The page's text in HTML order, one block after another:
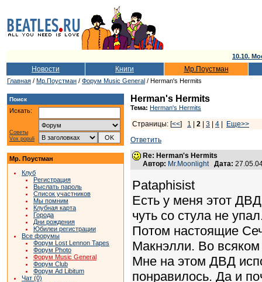
10.10.
Новости Книги Мр.Поустман
Главная / Мр.Поустман / Форум Music General / Herman's Hermits
Поиск
Искать:
Советы
Vox populi
Мр. Поустман
Клуб
Регистрация
Выслать пароль
Список участников
Мы помним
Клубная карта
Города
Дни рождения
Юбилеи регистрации
Все форумы
Форум Lost Lennon Tapes
Форум Photo
Форум Music General
Форум Club
Форум Ad Libitum
Чат (0)
Herman's Hermits
Тема: Herman's Hermits
Страницы: [<<] 1 2 3 4
Еще>>
Ответить
Re: Herman's Hermits
Автор: Mr.Moonlight Дата:
Pataphisist
Есть у меня этот
чуть со стула не
Потом настоящие
Макнэлли. Во всяком
Мне на этом ДВД
понравилось. Да и